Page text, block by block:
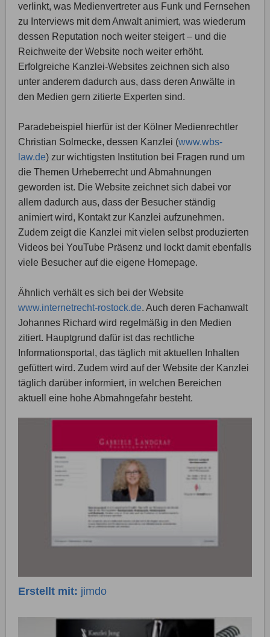
verlinkt, was Medienvertreter aus Funk und Fernsehen
zu Interviews mit dem Anwalt animiert, was wiederum
dessen Reputation noch weiter steigert – und die
Reichweite der Website noch weiter erhöht.
Erfolgreiche Kanzlei-Websites zeichnen sich also
unter anderem dadurch aus, dass deren Anwälte in
den Medien gern zitierte Experten sind.
Paradebeispiel hierfür ist der Kölner Medienrechtler
Christian Solmecke, dessen Kanzlei (www.wbs-
law.de) zur wichtigsten Institution bei Fragen rund um
die Themen Urheberrecht und Abmahnungen
geworden ist. Die Website zeichnet sich dabei vor
allem dadurch aus, dass der Besucher ständig
animiert wird, Kontakt zur Kanzlei aufzunehmen.
Zudem zeigt die Kanzlei mit vielen selbst produzierten
Videos bei YouTube Präsenz und lockt damit ebenfalls
viele Besucher auf die eigene Homepage.
Ähnlich verhält es sich bei der Website
www.internetrecht-rostock.de. Auch deren Fachanwalt
Johannes Richard wird regelmäßig in den Medien
zitiert. Hauptgrund dafür ist das rechtliche
Informationsportal, das täglich mit aktuellen Inhalten
gefüttert wird. Zudem wird auf der Website der Kanzlei
täglich darüber informiert, in welchen Bereichen
aktuell eine hohe Abmahngefahr besteht.
Erstellt mit: jimdo